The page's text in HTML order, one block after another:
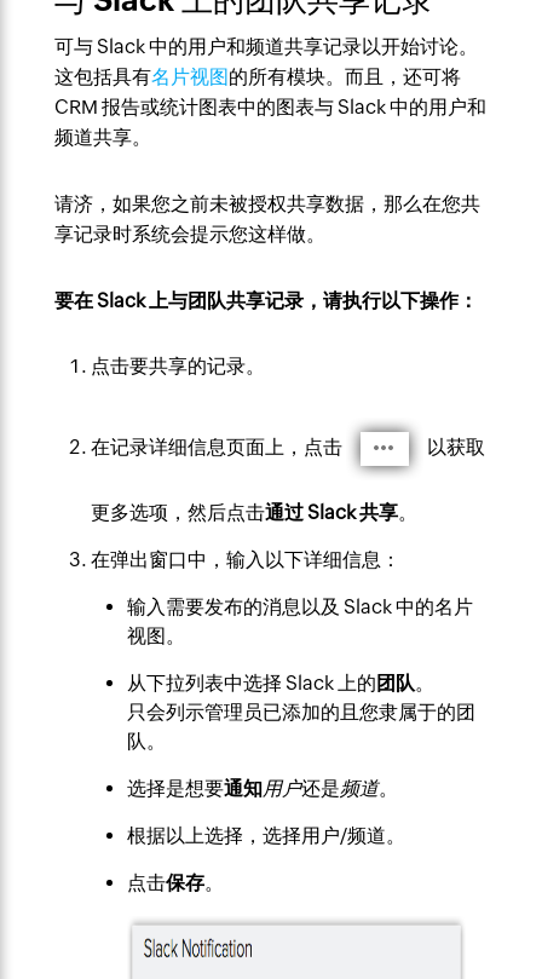
可与 Slack 中的用户和频道共享记录以开始讨论。
这包括具有名片视图的所有模块。而且，还可将
CRM 报告或统计图表中的图表与 Slack 中的用户和
频道共享。
请济，如果您之前未被授权共享数据，那么在您共
享记录时系统会提示您这样做。
要在 Slack 上与团队共享记录，请执行以下操作：
点击要共享的记录。
在记录详细信息页面上，点击 以获取
更多选项，然后点击通过 Slack 共享。
在弹出窗口中，输入以下详细信息：
输入需要发布的消息以及 Slack 中的名片
视图。
从下拉列表中选择 Slack 上的 团队。
只会列示管理员已添加的且您隶属于的团
队。
选择是想要通知用户还是频道。
根据以上选择，选择用户/频道。
点击保存。